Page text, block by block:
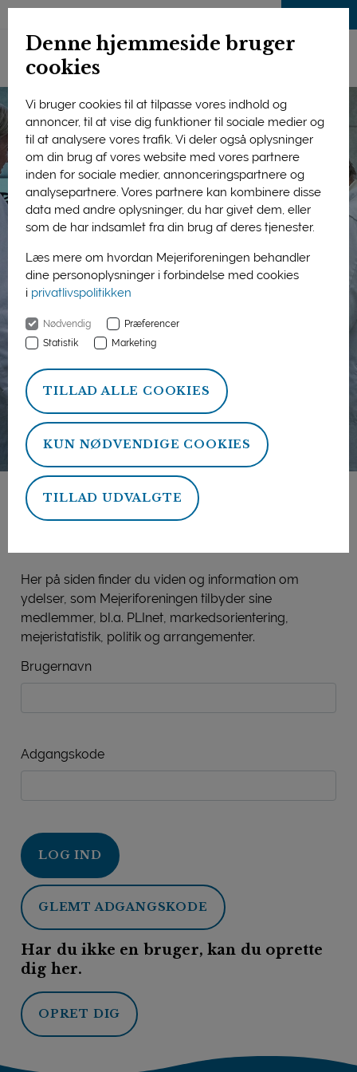
Denne hjemmeside bruger
cookies
Vi bruger cookies til at tilpasse vores indhold og
annoncer, til at vise dig funktioner til sociale medier og
til at analysere vores trafik. Vi deler også oplysninger
om din brug af vores website med vores partnere
inden for sociale medier, annonceringspartnere og
analysepartnere. Vores partnere kan kombinere disse
data med andre oplysninger, du har givet dem, eller
som de har indsamlet fra din brug af deres tjenester.
Læs mere om hvordan Mejeriforeningen behandler
dine personoplysninger i forbindelse med cookies
i privatlivspolitikken
Nødvendig
Præferencer
Statistik
Marketing
TILLAD ALLE COOKIES
KUN NØDVENDIGE COOKIES
TILLAD UDVALGTE
Mejeriforeningens
Her på siden finder du viden og information om
ydelser, som Mejeriforeningen tilbyder sine
medlemmer, bl.a. PLInet, markedsorientering,
mejeristatistik, politik og arrangementer.
Brugernavn
Adgangskode
LOG IND
GLEMT ADGANGSKODE
Har du ikke en bruger, kan du oprette
dig her.
OPRET DIG